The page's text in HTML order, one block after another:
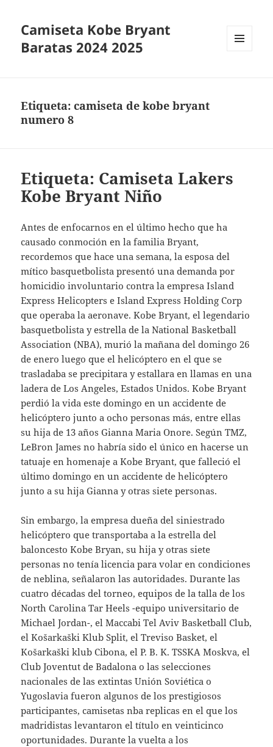
Camiseta Kobe Bryant
Baratas 2024 2025
Etiqueta:camiseta de kobe bryant
numero 8
Etiqueta: Camiseta Lakers
Kobe Bryant Niño
Antes de enfocarnos en el último hecho que ha
causado conmoción en la familia Bryant,
recordemos que hace una semana, la esposa del
mítico basquetbolista presentó una demanda por
homicidio involuntario contra la empresa Island
Express Helicopters e Island Express Holding Corp
que operaba la aeronave. Kobe Bryant, el legendario
basquetbolista y estrella de la National Basketball
Association (NBA), murió la mañana del domingo 26
de enero luego que el helicóptero en el que se
trasladaba se precipitara y estallara en llamas en una
ladera de Los Angeles, Estados Unidos. Kobe Bryant
perdió la vida este domingo en un accidente de
helicóptero junto a ocho personas más, entre ellas
su hija de 13 años Gianna Maria Onore. Según TMZ,
LeBron James no habría sido el único en hacerse un
tatuaje en homenaje a Kobe Bryant, que falleció el
último domingo en un accidente de helicóptero
junto a su hija Gianna y otras siete personas.
Sin embargo, la empresa dueña del siniestrado
helicóptero que transportaba a la estrella del
baloncesto Kobe Bryan, su hija y otras siete
personas no tenía licencia para volar en condiciones
de neblina, señalaron las autoridades. Durante las
cuatro décadas del torneo, equipos de la talla de los
North Carolina Tar Heels -equipo universitario de
Michael Jordan-, el Maccabi Tel Aviv Basketball Club,
el Košarkaški Klub Split, el Treviso Basket, el
Košarkaški klub Cibona, el P. B. K. TSSKA Moskva, el
Club Joventut de Badalona o las selecciones
nacionales de las extintas Unión Soviética o
Yugoslavia fueron algunos de los prestigiosos
participantes, camisetas nba replicas en el que los
madridistas levantaron el título en veinticinco
oportunidades. Durante la vuelta a los